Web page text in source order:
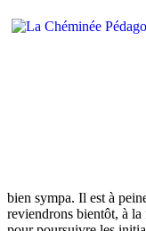
bien sympa. Il est à
reviendrons bientôt, à